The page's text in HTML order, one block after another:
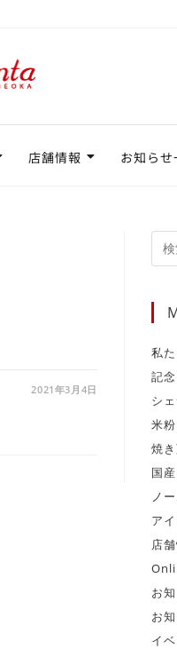
店舗情報 お知らせ
2021年3月4日
私
記
シ
米
焼
国
ノ
ア
店
お
お
イ